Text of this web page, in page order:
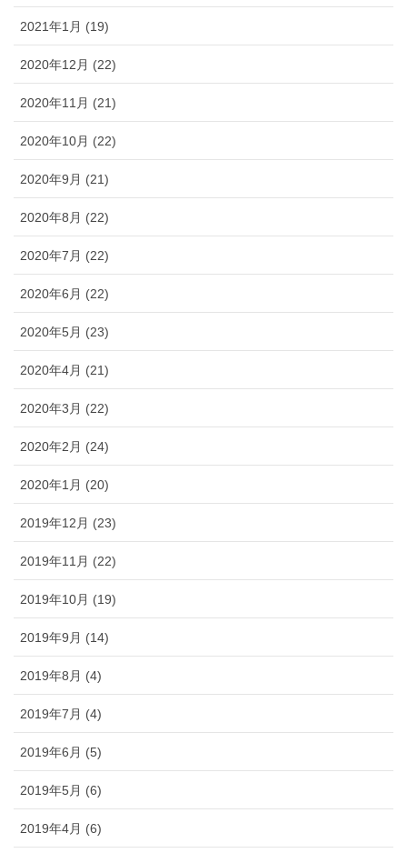
2021年1月 (19)
2020年12月 (22)
2020年11月 (21)
2020年10月 (22)
2020年9月 (21)
2020年8月 (22)
2020年7月 (22)
2020年6月 (22)
2020年5月 (23)
2020年4月 (21)
2020年3月 (22)
2020年2月 (24)
2020年1月 (20)
2019年12月 (23)
2019年11月 (22)
2019年10月 (19)
2019年9月 (14)
2019年8月 (4)
2019年7月 (4)
2019年6月 (5)
2019年5月 (6)
2019年4月 (6)